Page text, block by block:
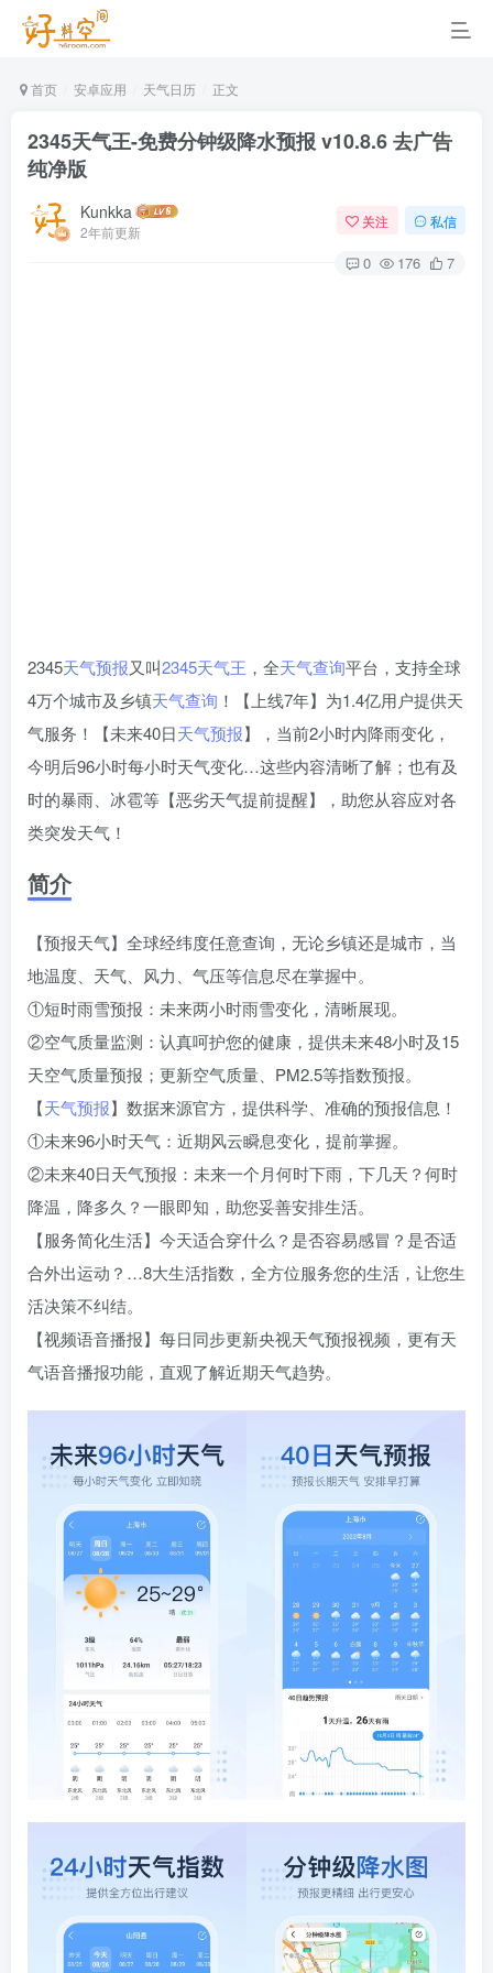
首页 安卓应用 天气日历 正文
2345天气王-免费分钟级降水预报 v10.8.6 去广告
纯净版
Kunkka
2年前更新
关注 私信
0 176 7
2345天气预报又叫2345天气王 ，全天气查询平台，支持全球
4万个城市及乡镇天气查询 ！【上线7年】为1.4亿用户提供天
气服务！【未来40日天气预报】，当前2小时内降雨变化，
今明后96小时每小时天气变化…这些内容清晰了解；也有及
时的暴雨、冰雹等【恶劣天气提前提醒】，助您从容应对各
类突发天气！
简介
【预报天气】全球经纬度任意查询，无论乡镇还是城市，当
地温度、天气、风力、气压等信息尽在掌握中。
①短时雨雪预报：未来两小时雨雪变化，清晰展现。
②空气质量监测：认真呵护您的健康，提供未来48小时及15
天空气质量预报；更新空气质量、PM2.5等指数预报。
【天气预报】数据来源官方，提供科学、准确的预报信息！
①未来96小时天气：近期风云瞬息变化，提前掌握。
②未来40日天气预报：未来一个月何时下雨，下几天？何时
降温，降多久？一眼即知，助您妥善安排生活。
【服务简化生活】今天适合穿什么？是否容易感冒？是否适
合外出运动？…8大生活指数，全方位服务您的生活，让您生
活决策不纠结。
【视频语音播报】每日同步更新央视天气预报视频，更有天
气语音播报功能，直观了解近期天气趋势。